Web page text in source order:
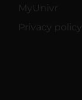
MyUnivr
Privacy policy